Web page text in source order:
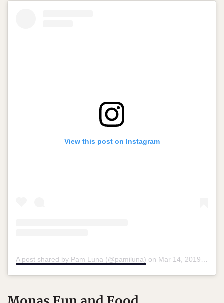
View this post on Instagram
A post shared by Pam Luna (@pamiluna) on Mar 14, 2019 at 2:17pm PDT